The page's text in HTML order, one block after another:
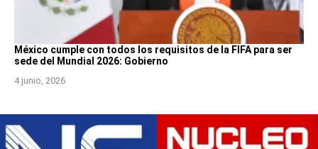
México cumple con todos los requisitos de la FIFA para ser
sede del Mundial 2026: Gobierno
4 junio, 2026